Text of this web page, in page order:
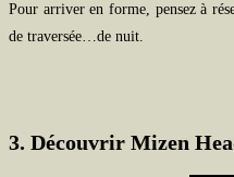
Pour arriver en forme, pensez à
de traversée…de nuit.
3. Découvrir Mizen